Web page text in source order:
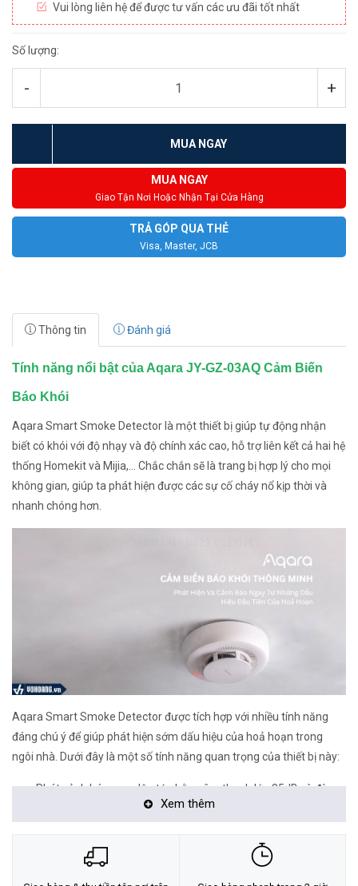
Vui lòng liên hệ để được tư vấn các ưu đãi tốt nhất
Số lượng:
- +
MUA NGAY
MUA NGAY
Giao Tận Nơi Hoặc Nhận Tại Cửa Hàng
TRẢ GÓP QUA THẺ
Visa, Master, JCB
Thông tin Đánh giá
Tính năng nổi bật của Aqara JY-GZ-03AQ Cảm Biến
Báo Khói
Aqara Smart Smoke Detector là một thiết bị giúp tự động nhận
biết có khói với độ nhạy và độ chính xác cao, hỗ trợ liên kết cả hai hệ
thống Homekit và Mijia,... Chắc chắn sẽ là trang bị hợp lý cho mọi
không gian, giúp ta phát hiện được các sự cố cháy nổ kịp thời và
nhanh chóng hơn.
Aqara Smart Smoke Detector được tích hợp với nhiều tính năng
đáng chú ý để giúp phát hiện sớm dấu hiệu của hoả hoạn trong
ngôi nhà. Dưới đây là một số tính năng quan trọng của thiết bị này:
Phát cảnh báo ngay lập tức bằng âm thanh lớn 85dB và đèn
Đạt chứng nhận an toàn, lắp đặt dễ dàng
Hỗ trợ Apple HomeKit, Google Assistant, Amazon Alexa
Xem thêm